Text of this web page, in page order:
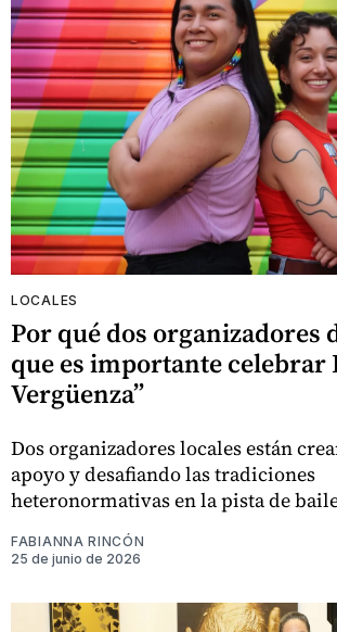
LOCALES
Por qué dos organizadores
que es importante celebrar
Vergüenza”
Dos organizadores locales están
apoyo y desafiando las tradiciones
heteronormativas en la pista de
FABIANNA RINCÓN
25 de junio de 2026